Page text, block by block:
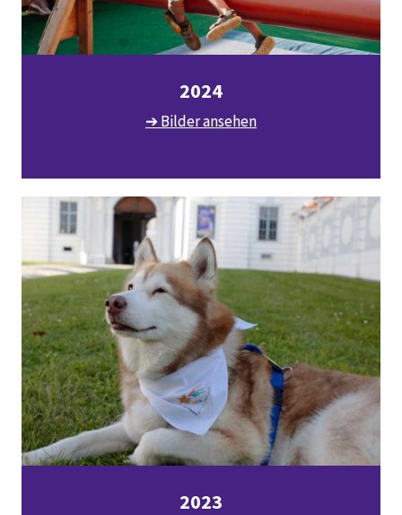
2024
➔ Bilder ansehen
2023